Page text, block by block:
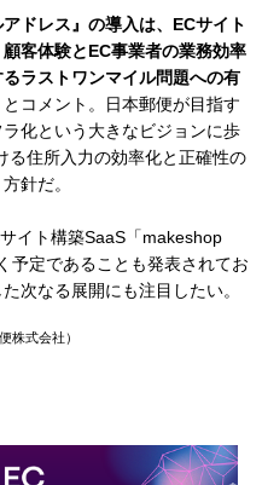
アドレス』の導入は、ECサイト
客体験とEC事業者の業務効率
ラストワンマイル問題への有
とコメント。日本郵便が目指す
化という大きなビジョンに歩
る住所入力の効率化と正確性の
針だ。
イト構築SaaS「makeshop
予定であることも発表されてお
次なる展開にも注目したい。
株式会社）